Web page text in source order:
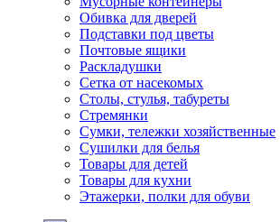
Обивка для дверей
Подставки под цветы
Почтовые ящики
Раскладушки
Сетка от насекомых
Столы, стулья, табуреты
Стремянки
Сумки, тележки хозяйственные
Сушилки для белья
Товары для детей
Товары для кухни
Этажерки, полки для обуви